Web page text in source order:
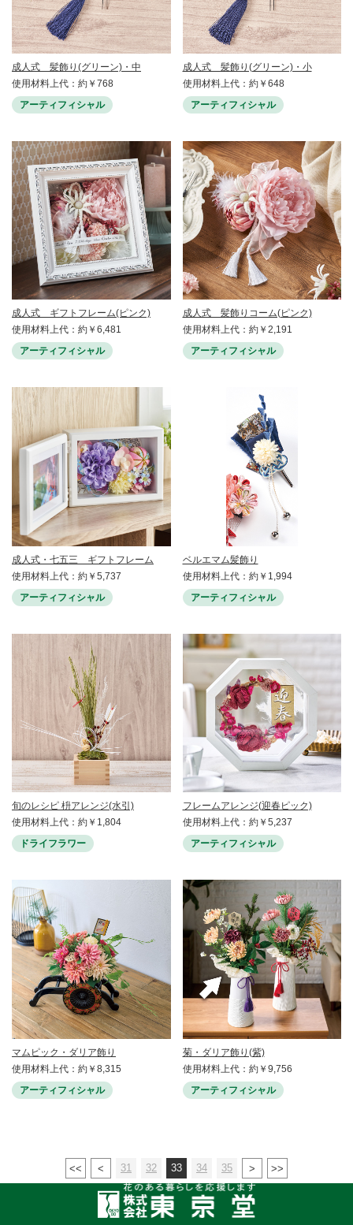
成人式 髪飾り(グリーン)・中
使用材料上代：約￥768
アーティフィシャル
成人式 髪飾り(グリーン)・小
使用材料上代：約￥648
アーティフィシャル
成人式 ギフトフレーム(ピンク)
使用材料上代：約￥6,481
アーティフィシャル
成人式 髪飾りコーム(ピンク)
使用材料上代：約￥2,191
アーティフィシャル
成人式・七五三 ギフトフレーム
使用材料上代：約￥5,737
アーティフィシャル
ベルエマム髪飾り
使用材料上代：約￥1,994
アーティフィシャル
旬のレシピ 枡アレンジ(水引)
使用材料上代：約￥1,804
ドライフラワー
フレームアレンジ(迎春ピック)
使用材料上代：約￥5,237
アーティフィシャル
マムピック・ダリア飾り
使用材料上代：約￥8,315
アーティフィシャル
菊・ダリア飾り(紫)
使用材料上代：約￥9,756
アーティフィシャル
31 32 33 34 35